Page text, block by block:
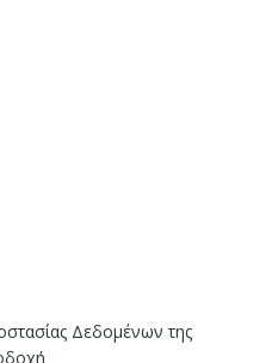
Δεδομένων της